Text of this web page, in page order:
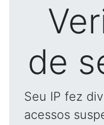
de
Seu IP fez
acessos